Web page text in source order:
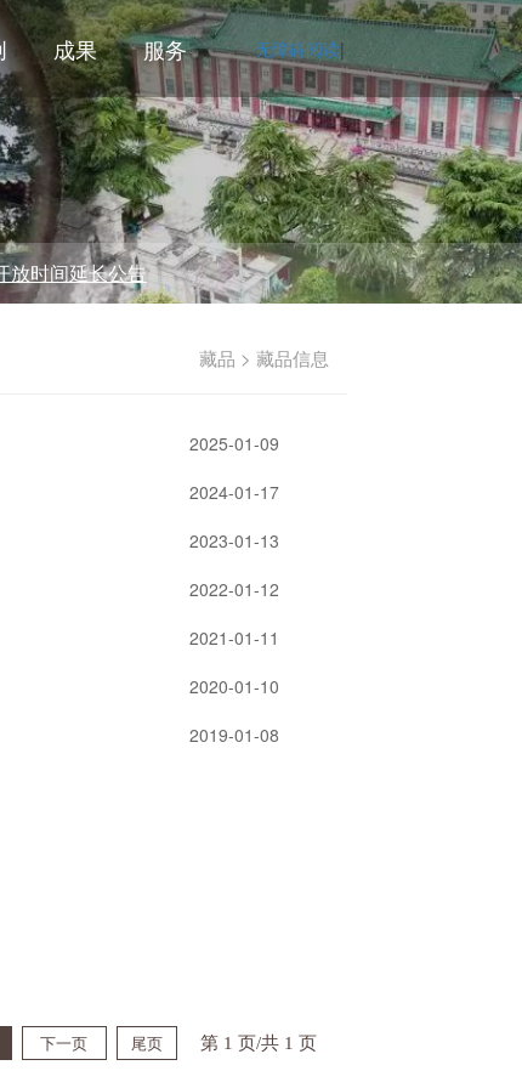
成果 服务 无障碍阅读|
延长公告
藏品 > 藏品信息
2025-01-09
2024-01-17
2023-01-13
2022-01-12
2021-01-11
2020-01-10
2019-01-08
下一页 尾页 第 1 页/共 1 页